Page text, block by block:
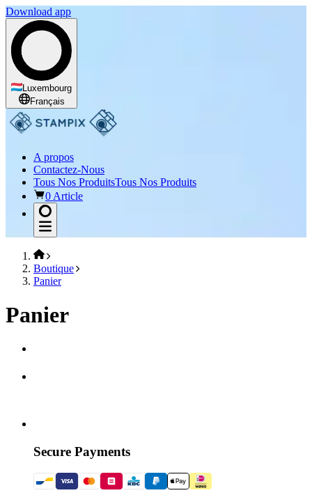
Download app
Luxembourg
Français
A propos
Contactez-Nous
Tous Nos ProduitsTous Nos Produits
0 Article
Boutique
Panier
Panier
Secure Payments